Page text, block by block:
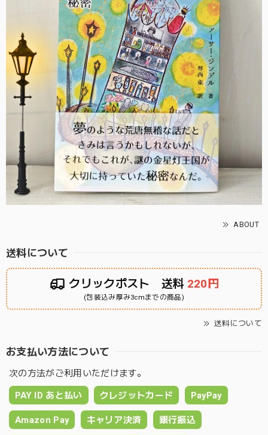
ABOUT
送料について
クリックポスト 送料 220円
(包装込み厚み3cmまでの商品)
送料について
お支払い方法について
次の方法がご利用いただけます。
PAY ID あと払い クレジットカード PayPay
Amazon Pay キャリア決済 銀行振込